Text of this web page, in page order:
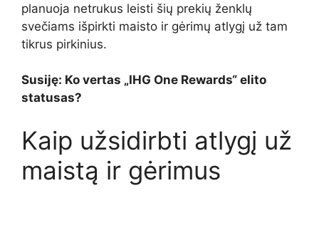
planuoja netrukus leisti šių prekių ženklų
svečiams išpirkti maisto ir gėrimų atlygį už tam
tikrus pirkinius.
Susiję: Ko vertas „IHG One Rewards“ elito
statusas?
Kaip užsidirbti atlygį už
maistą ir gėrimus